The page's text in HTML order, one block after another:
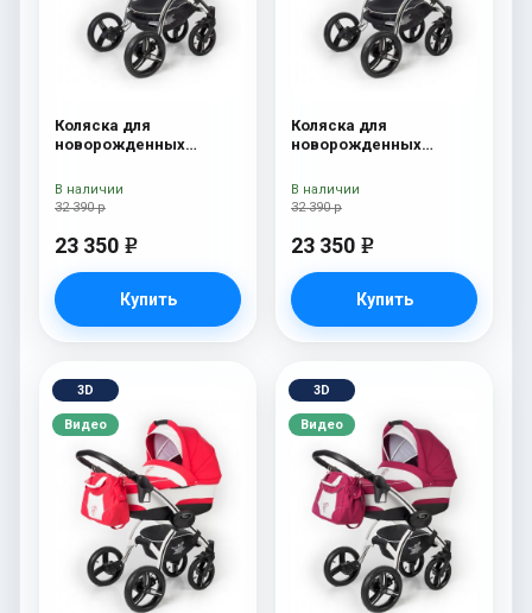
Коляска для
новорожденных
Chrome) Red Lux
32 390 р
23 350 e
Купить
В наличии
Коляска для
новорожденных
Chrome) Borduex
32 390 р
23 350 e
Купить
В наличии
3D
Видео
3D
Видео